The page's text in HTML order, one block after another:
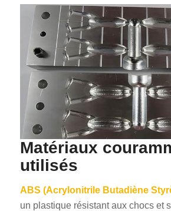
Matériaux
utilisés
ABS (Acrylonitrile Butadiène
un plastique résistant aux chocs et